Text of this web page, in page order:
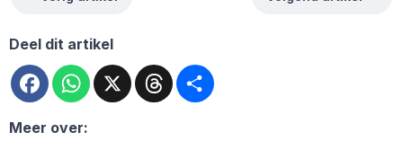
Deel dit artikel
FacebookWhatsApp
X Threads
Meer over: